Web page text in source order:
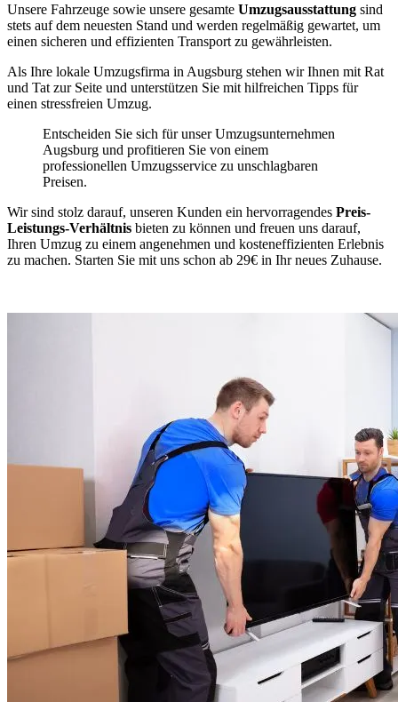
Unsere Fahrzeuge sowie unsere gesamte Umzugsausstattung sind
stets auf dem neuesten Stand und werden regelmäßig gewartet, um
einen sicheren und effizienten Transport zu gewährleisten.
Als Ihre lokale Umzugsfirma in Augsburg stehen wir Ihnen mit Rat
und Tat zur Seite und unterstützen Sie mit hilfreichen Tipps für
einen stressfreien Umzug.
Entscheiden Sie sich für unser Umzugsunternehmen
Augsburg und profitieren Sie von einem
professionellen Umzugsservice zu unschlagbaren
Preisen.
Wir sind stolz darauf, unseren Kunden ein hervorragendes Preis-
Leistungs-Verhältnis bieten zu können und freuen uns darauf,
Ihren Umzug zu einem angenehmen und kosteneffizienten Erlebnis
zu machen. Starten Sie mit uns schon ab 29€ in Ihr neues Zuhause.